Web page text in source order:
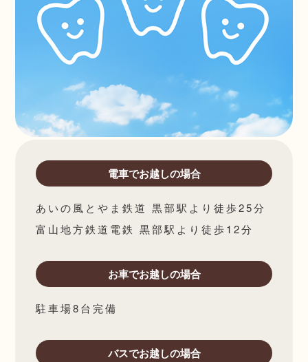
電車でお越しの場合
あいの風とやま鉄道 黒部駅より徒歩25分
富山地方鉄道電鉄 黒部駅より徒歩12分
お車でお越しの場合
駐車場8台完備
バスでお越しの場合